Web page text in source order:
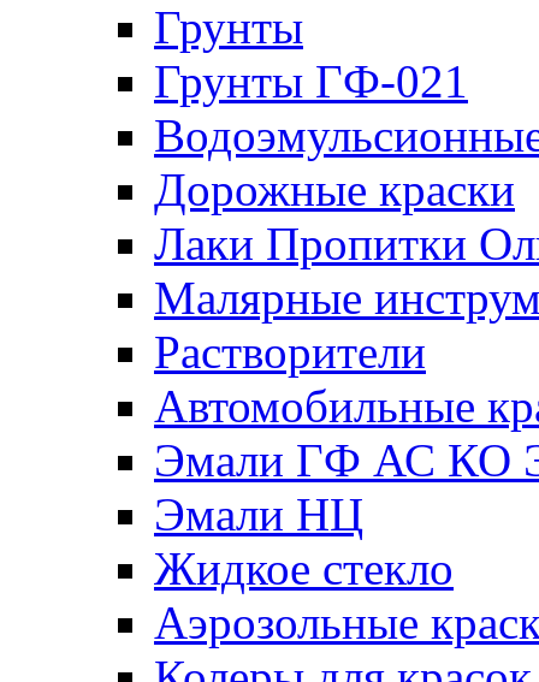
Грунты
Грунты ГФ-021
Дорожные краски
Лаки Пропитки
Малярные
Растворители
Автомобильные
Эмали ГФ АС КО
Эмали НЦ
Жидкое стекло
Аэрозольные